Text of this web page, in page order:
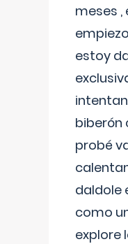
meses ,
estoy
biberón
probé
daldole
como
explore